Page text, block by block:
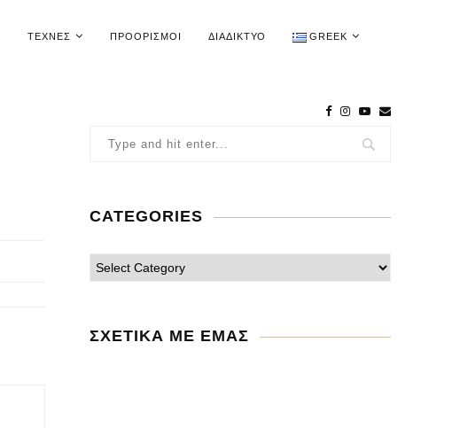
ΤΈΧΝΕΣ ΠΡΟΟΡΙΣΜΟΊ ΔΙΑΔΊΚΤΥΟ GREEK
CATEGORIES
ΣΧΕΤΙΚΑ ΜΕ ΕΜΑΣ